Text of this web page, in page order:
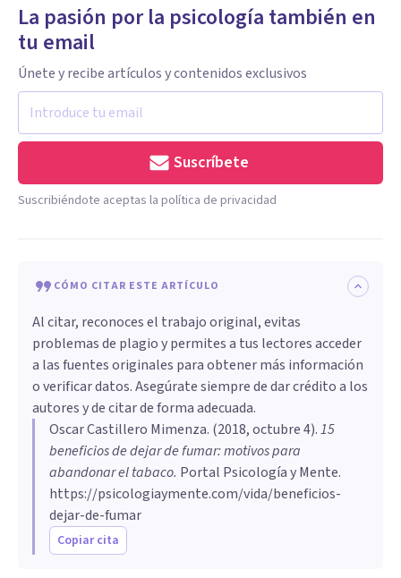
La pasión por la psicología también en
tu email
Únete y recibe artículos y contenidos exclusivos
Suscríbete
Suscribiéndote aceptas la política de privacidad
CÓMO CITAR ESTE ARTÍCULO
Al citar, reconoces el trabajo original, evitas
problemas de plagio y permites a tus lectores acceder
a las fuentes originales para obtener más información
o verificar datos. Asegúrate siempre de dar crédito a los
autores y de citar de forma adecuada.
Oscar Castillero Mimenza. (2018, octubre 4).15
beneficios de dejar de fumar: motivos para
abandonar el tabaco. Portal Psicología y Mente.
https://psicologiaymente.com/vida/beneficios-
dejar-de-fumar
Copiar cita